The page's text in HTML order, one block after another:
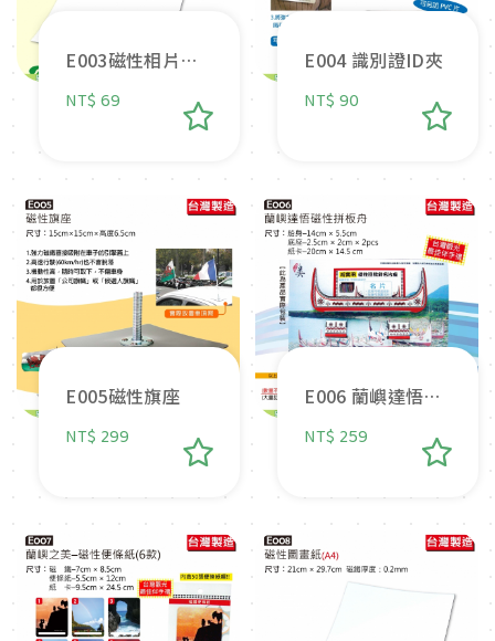
E003磁性相片紙
(A4)
NT$ 69
E004 識別證ID夾
NT$ 90
E005磁性旗座
NT$ 299
E006 蘭嶼達悟磁
性拼板舟
NT$ 259